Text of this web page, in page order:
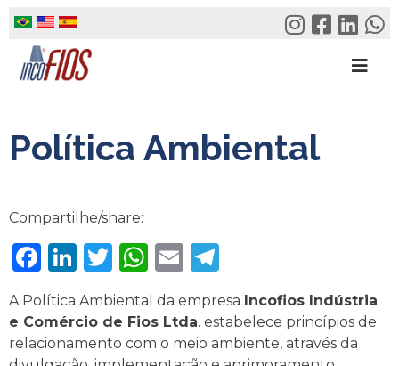
content
Política Ambiental
Compartilhe/share:
Facebook
LinkedIn
Twitter
WhatsApp
Email
A Política Ambiental da empresa Incofios Indústria
e Comércio de Fios Ltda. estabelece princípios de
relacionamento com o meio ambiente, através da